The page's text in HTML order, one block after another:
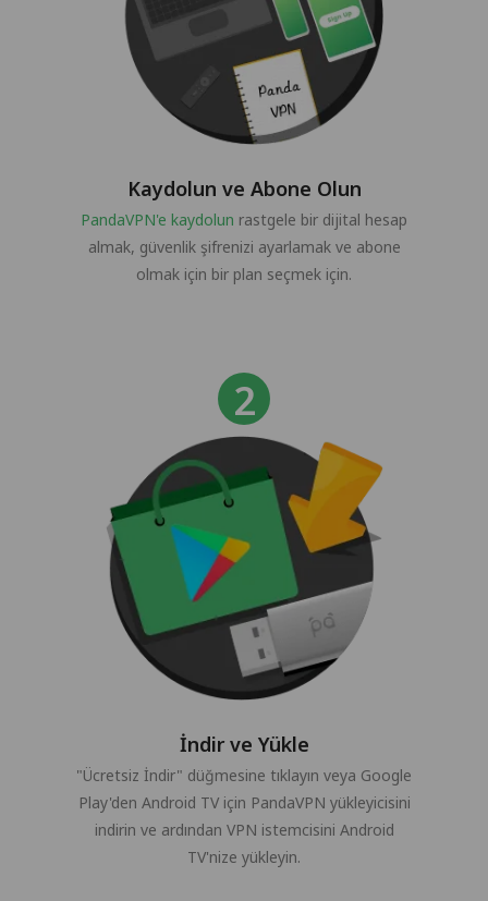
Kaydolun ve Abone Olun
PandaVPN'e kaydolun rastgele bir dijital hesap
almak, güvenlik şifrenizi ayarlamak ve abone
olmak için bir plan seçmek için.
İndir ve Yükle
"Ücretsiz İndir" düğmesine tıklayın veya Google
Play'den Android TV için PandaVPN yükleyicisini
indirin ve ardından VPN istemcisini Android
TV'nize yükleyin.